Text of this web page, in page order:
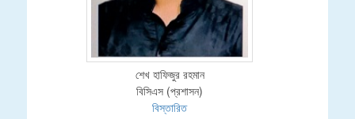
শেখ হাফিজুর রহমান
বিসিএস (প্রশাসন)
বিস্তারিত